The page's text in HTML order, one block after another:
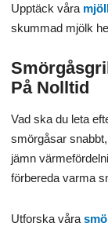
Upptäck våra
skummad mjölk
På Nolltid
Vad ska du leta
smörgåsar
jämn
förbereda varma
Utforska våra